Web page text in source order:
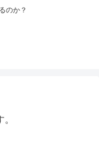
のか？